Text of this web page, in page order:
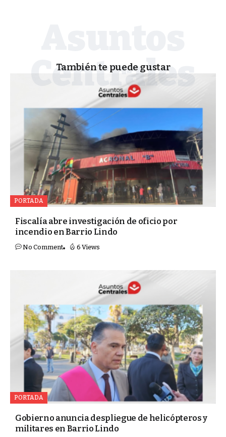
También te puede gustar
PORTADA
Fiscalía abre investigación de oficio por
incendio en Barrio Lindo
No Comment 6 Views
PORTADA
Gobierno anuncia despliegue de helicópteros y
militares en Barrio Lindo